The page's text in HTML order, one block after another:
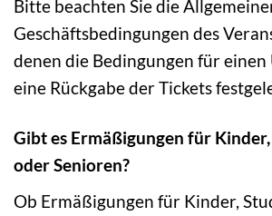
Bitte beachten Sie die
Geschäftsbedingungen des
denen die Bedingungen für
eine Rückgabe der Tickets
Gibt es Ermäßigungen für
oder Senioren?
Ob Ermäßigungen für Kinder,